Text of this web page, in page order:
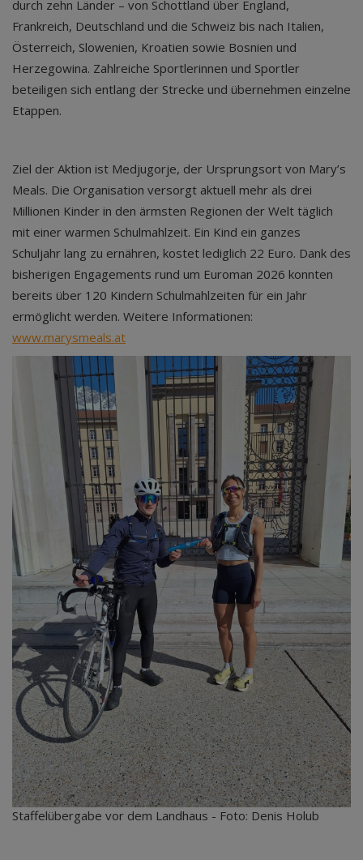
durch zehn Länder – von Schottland über England,
Frankreich, Deutschland und die Schweiz bis nach Italien,
Österreich, Slowenien, Kroatien sowie Bosnien und
Herzegowina. Zahlreiche Sportlerinnen und Sportler
beteiligen sich entlang der Strecke und übernehmen einzelne
Etappen.
Ziel der Aktion ist Medjugorje, der Ursprungsort von Mary’s
Meals. Die Organisation versorgt aktuell mehr als drei
Millionen Kinder in den ärmsten Regionen der Welt täglich
mit einer warmen Schulmahlzeit. Ein Kind ein ganzes
Schuljahr lang zu ernähren, kostet lediglich 22 Euro. Dank des
bisherigen Engagements rund um Euroman 2026 konnten
bereits über 120 Kindern Schulmahlzeiten für ein Jahr
ermöglicht werden. Weitere Informationen:
www.marysmeals.at
Staffelübergabe vor dem Landhaus - Foto: Denis Holub